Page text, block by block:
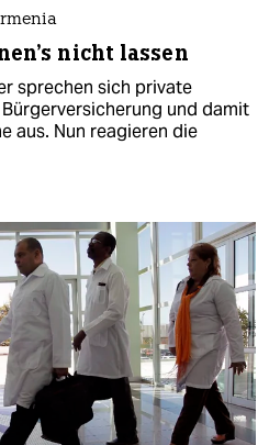
nicht lassen
sprechen sich private
und damit
aus. Nun reagieren die